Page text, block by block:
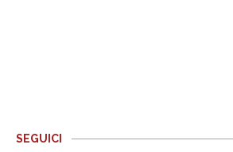
SEGUICI